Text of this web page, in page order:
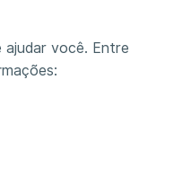
ajudar você. Entre